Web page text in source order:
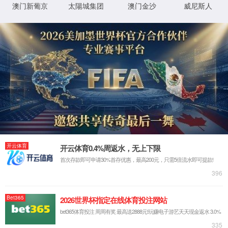
璇︾粏閿欒淇℃伅:
妯″潡 IIS Web Core
閫氱煡 MapRequestHan
dler
澶勭悊
绋嬪簭
StaticFile
閿欒
浠ｇ爜
0x80070002
璇锋眰 :80/NewsStd_206.html
鐗╃悊璺
緞
d:\wwwroot\baoyin2024\wwwroot\Ne
wsStd_206.html
鐧诲綍
鏂规硶
鍖垮悕
鐧诲綍
鐢ㄦ埛
鍖垮悕
璇︾粏淇℃伅:
姝ら敊璇〃鏄庢枃浠舵垨鐩綍鍦ㄦ湇鍔″櫒涓婁笉瀛樺湪銆傝鍒涘缓鏂囦欢
XML 地图